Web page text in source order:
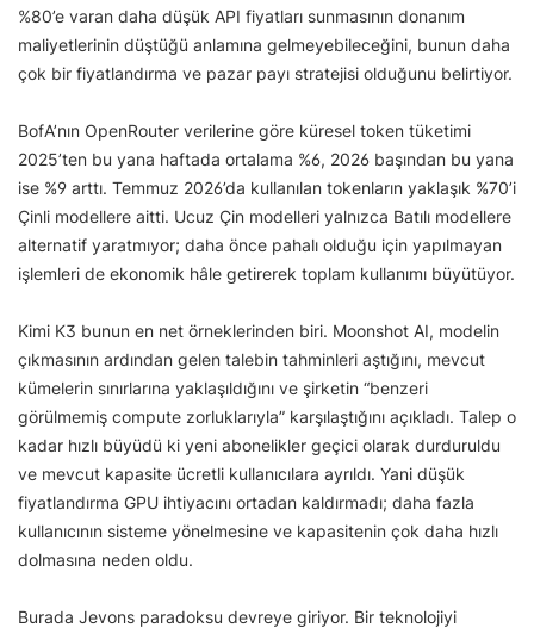
%80’e varan daha düşük API fiyatları sunmasının donanım
maliyetlerinin düştüğü anlamına gelmeyebileceğini, bunun daha
çok bir fiyatlandırma ve pazar payı stratejisi olduğunu belirtiyor.
BofA’nın OpenRouter verilerine göre küresel token tüketimi
2025’ten bu yana haftada ortalama %6, 2026 başından bu yana
ise %9 arttı. Temmuz 2026’da kullanılan tokenların yaklaşık %70’i
Çinli modellere aitti. Ucuz Çin modelleri yalnızca Batılı modellere
alternatif yaratmıyor; daha önce pahalı olduğu için yapılmayan
işlemleri de ekonomik hâle getirerek toplam kullanımı büyütüyor.
Kimi K3 bunun en net örneklerinden biri. Moonshot AI, modelin
çıkmasının ardından gelen talebin tahminleri aştığını, mevcut
kümelerin sınırlarına yaklaşıldığını ve şirketin “benzeri
görülmemiş compute zorluklarıyla” karşılaştığını açıkladı. Talep o
kadar hızlı büyüdü ki yeni abonelikler geçici olarak durduruldu
ve mevcut kapasite ücretli kullanıcılara ayrıldı. Yani düşük
fiyatlandırma GPU ihtiyacını ortadan kaldırmadı; daha fazla
kullanıcının sisteme yönelmesine ve kapasitenin çok daha hızlı
dolmasına neden oldu.
Burada Jevons paradoksu devreye giriyor. Bir teknolojiyi